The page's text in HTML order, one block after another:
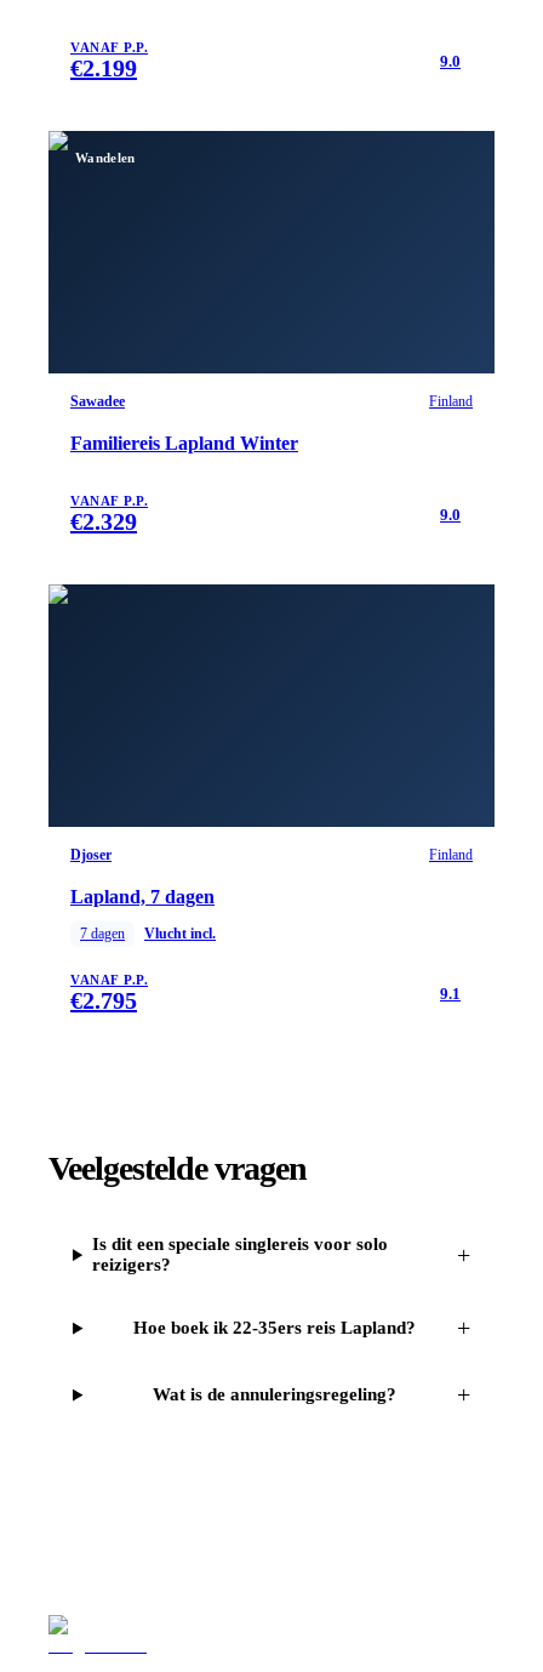
VANAF P.P.
€2.199 9.0
Wandelen
Sawadee Finland
Familiereis Lapland Winter
VANAF P.P.
€2.329 9.0
Djoser Finland
Lapland, 7 dagen
7 dagen Vlucht incl.
VANAF P.P.
€2.795 9.1
Veelgestelde vragen
Is dit een speciale singlereis voor solo
reizigers?
+
Hoe boek ik 22-35ers reis Lapland? +
Wat is de annuleringsregeling? +